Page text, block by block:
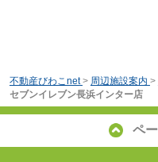
不動産びわこnet > 周辺施設案内 >
セブンイレブン長浜インター店
ペ